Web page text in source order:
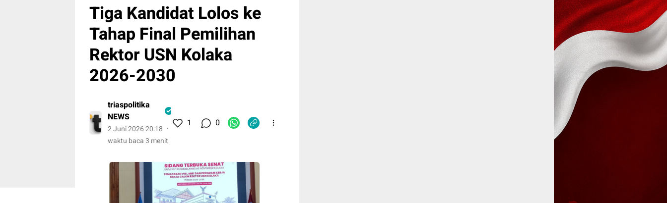
Tiga Kandidat Lolos ke
Tahap Final Pemilihan
Rektor USN Kolaka
2026-2030
triaspolitika
NEWS
2 Juni 2026 20:18
waktu baca 3 menit
1 0